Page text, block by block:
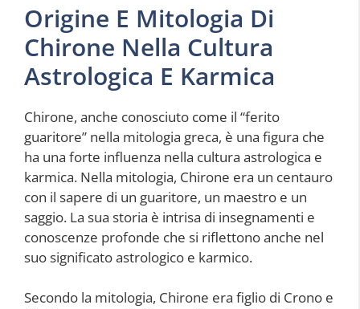
Origine E Mitologia Di
Chirone Nella Cultura
Astrologica E Karmica
Chirone, anche conosciuto come il “ferito
guaritore” nella mitologia greca, è una figura che
ha una forte influenza nella cultura astrologica e
karmica. Nella mitologia, Chirone era un centauro
con il sapere di un guaritore, un maestro e un
saggio. La sua storia è intrisa di insegnamenti e
conoscenze profonde che si riflettono anche nel
suo significato astrologico e karmico.
Secondo la mitologia, Chirone era figlio di Crono e